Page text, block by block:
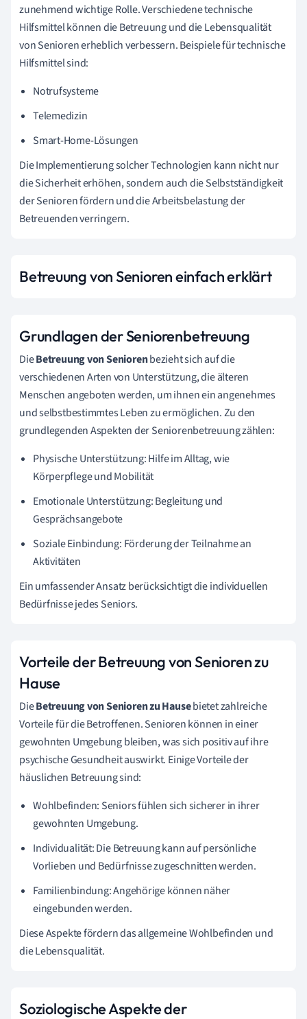
zunehmend wichtige Rolle. Verschiedene technische
Hilfsmittel können die Betreuung und die Lebensqualität
von Senioren erheblich verbessern. Beispiele für technische
Hilfsmittel sind:
Notrufsysteme
Telemedizin
Smart-Home-Lösungen
Die Implementierung solcher Technologien kann nicht nur
die Sicherheit erhöhen, sondern auch die Selbstständigkeit
der Senioren fördern und die Arbeitsbelastung der
Betreuenden verringern.
Betreuung von Senioren einfach erklärt
Grundlagen der Seniorenbetreuung
DieBetreuung von Seniorenbezieht sich auf die
verschiedenen Arten von Unterstützung, die älteren
Menschen angeboten werden, um ihnen ein angenehmes
und selbstbestimmtes Leben zu ermöglichen. Zu den
grundlegenden Aspekten der Seniorenbetreuung zählen:
Physische Unterstützung: Hilfe im Alltag, wie
Körperpflege und Mobilität
Emotionale Unterstützung: Begleitung und
Gesprächsangebote
Soziale Einbindung: Förderung der Teilnahme an
Aktivitäten
Ein umfassender Ansatz berücksichtigt die individuellen
Bedürfnisse jedes Seniors.
Vorteile der Betreuung von Senioren zu
Hause
DieBetreuung von Senioren zu Hausebietet zahlreiche
Vorteile für die Betroffenen. Senioren können in einer
gewohnten Umgebung bleiben, was sich positiv auf ihre
psychische Gesundheit auswirkt. Einige Vorteile der
häuslichen Betreuung sind:
Wohlbefinden: Seniors fühlen sich sicherer in ihrer
gewohnten Umgebung.
Individualität: Die Betreuung kann auf persönliche
Vorlieben und Bedürfnisse zugeschnitten werden.
Familienbindung: Angehörige können näher
eingebunden werden.
Diese Aspekte fördern das allgemeine Wohlbefinden und
die Lebensqualität.
Soziologische Aspekte der